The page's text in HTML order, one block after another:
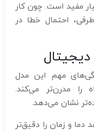
مفید است. چون کار
احتمال خطا در
مهم این مدل
را مدرن‌تر می‌کند.
نشان می‌دهد.
دما و زمان را دقیق‌تر